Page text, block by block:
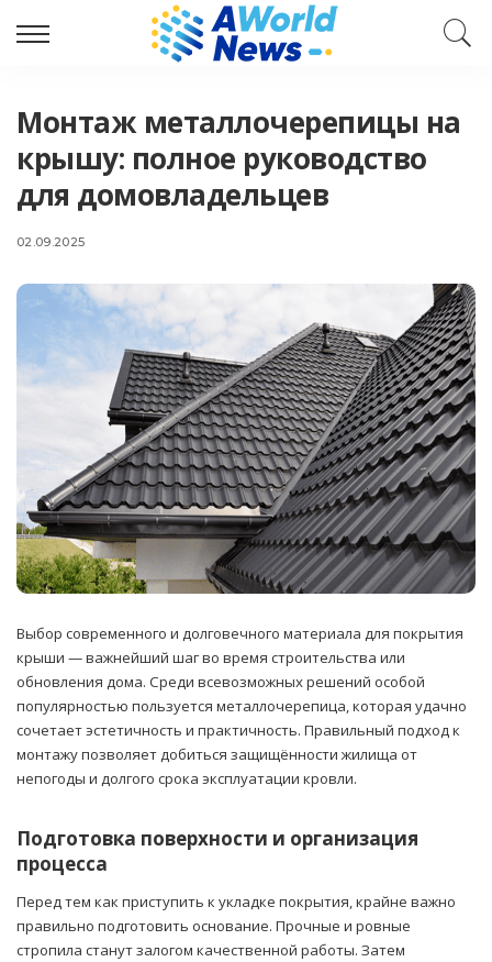
Монтаж металлочерепицы на
крышу: полное руководство
для домовладельцев
02.09.2025
Выбор современного и долговечного материала для покрытия
крыши — важнейший шаг во время строительства или
обновления дома. Среди всевозможных решений особой
популярностью пользуется металлочерепица, которая удачно
сочетает эстетичность и практичность. Правильный подход к
монтажу позволяет добиться защищённости жилища от
непогоды и долгого срока эксплуатации кровли.
Подготовка поверхности и организация
процесса
Перед тем как приступить к укладке покрытия, крайне важно
правильно подготовить основание. Прочные и ровные
стропила станут залогом качественной работы. Затем